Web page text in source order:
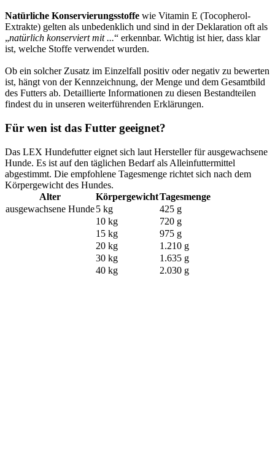
Natürliche Konservierungsstoffe wie Vitamin E (Tocopherol-
Extrakte) gelten als unbedenklich und sind in der Deklaration oft als
„natürlich konserviert mit ...“ erkennbar. Wichtig ist hier, dass klar
ist, welche Stoffe verwendet wurden.
Ob ein solcher Zusatz im Einzelfall positiv oder negativ zu bewerten
ist, hängt von der Kennzeichnung, der Menge und dem Gesamtbild
des Futters ab. Detaillierte Informationen zu diesen Bestandteilen
findest du in unseren weiterführenden Erklärungen.
Für wen ist das Futter geeignet?
Das LEX Hundefutter eignet sich laut Hersteller für ausgewachsene
Hunde. Es ist auf den täglichen Bedarf als Alleinfuttermittel
abgestimmt. Die empfohlene Tagesmenge richtet sich nach dem
Körpergewicht des Hundes.
Alter
KörpergewichtTagesmenge
ausgewachsene Hunde5 kg
425 g
10 kg
720 g
15 kg
975 g
20 kg
1.210 g
30 kg
1.635 g
40 kg
2.030 g